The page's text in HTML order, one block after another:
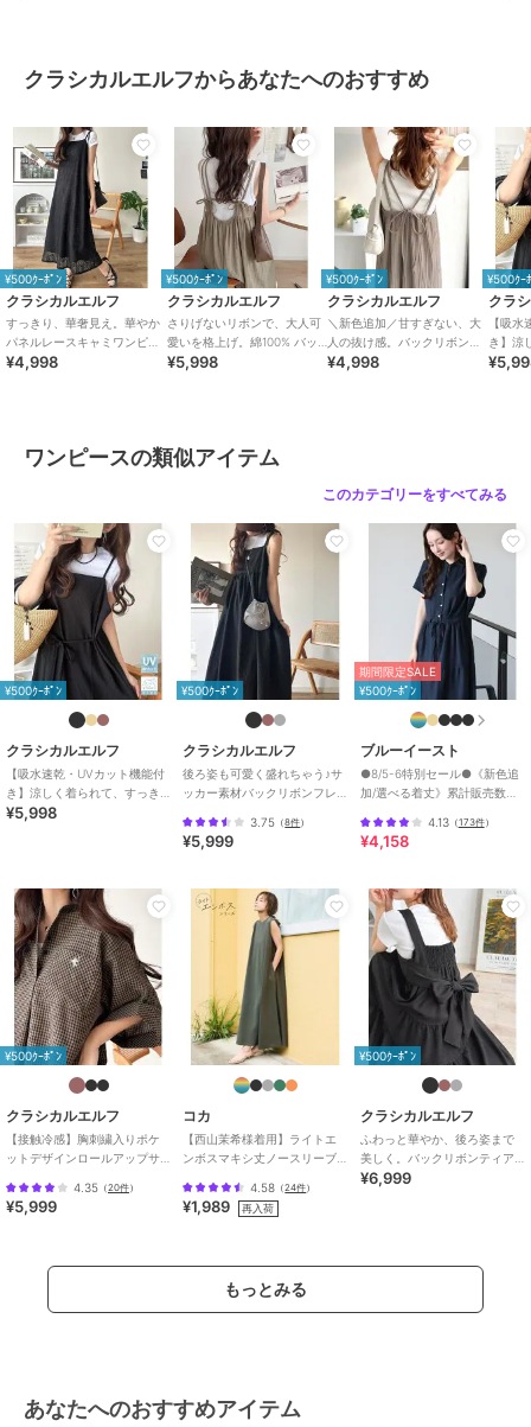
この１枚でコーデに悩まず着るだけでお洒落になれる万能アイテム♪
着こなし次第でカジュアルにもきれいめにも自由に楽しめます！
インナーにシアートップスやサマーニットを合わせてフェミニンに
ロゴＴシャツやスウェットトップスを中に着て足元にスニーカーを合
わせれば、
抜け感のあるガーリーカジュアルコーデに♪
そこにカーディガンを羽織れば楽ちんでありながらもおしゃれな雰囲
気に♪
また、ローファーパンプスやサンダルと合わせれば女性らしい印象に
♪
■SNS
コーデのご参考にも...
【公式 Instagram】
@classicalelf_official（Classical Elf・JaVa）
＠milybilet_official（mily bilet）
【公式 TikTok】
@classicalelf_official
※ご覧のモニター環境により、画像の色味と多少異なる場合がござい
ます。
ブランド
クラシカルエルフ
性別タイプ
レディース
ワンピースドレス ／ワンピース
カラー
ブルー、イエロー、ベージュ、ブ
ラウン
サイズ S,M,L,XL
素材
【イエロー】表地：綿56%、ポリ
エステル44% 裏地：ポリエステ
ル100% 【ブラウン、ベージュ、
ブルー】表地：綿100% 裏地：ポ
リエステル100%
商品のお取り扱い方法
ワンポイント
ワンピース
クラシカルエルフからあなたへのおすすめ
¥500ｸｰﾎﾟﾝ
クラシカルエルフ
すっきり、華奢見え。華やか
パネルレースキャミワンピー
ス
¥4,998
¥500ｸｰﾎﾟﾝ
クラシカルエルフ
さりげないリボンで、大人可
愛いを格上げ。綿100% バッ
クリボンティアードキャミワ
¥5,998
¥500ｸｰﾎﾟﾝ
クラシカルエルフ
＼新色追加／甘すぎない、大
人の抜け感。バックリボンダ
ブルストラッププリーツキャ
¥4,998
¥500ｸｰ
クラ
【吸
き】涼
り見え
ワンピースの類似アイテム
このカテゴリーをすべてみる
¥500ｸｰﾎﾟﾝ
クラシカルエルフ
【吸水速乾・UVカット機能付
き】涼しく着られて、すっき
り見え。最旬ランダムクレー
¥5,998
¥500ｸｰﾎﾟﾝ
クラシカルエルフ
後ろ姿も可愛く盛れちゃう♪サ
ッカー素材バックリボンフレ
3.75 （8件）
¥5,999
期間限定SALE
¥500ｸｰﾎﾟﾝ
ブルーイースト
●8/5-6特別セール●《新色追
加/選べる着丈》累計販売数
ンピース
4.13（173件）
¥4,158
¥500ｸｰﾎﾟﾝ
クラシカルエルフ
【接触冷感】胸刺繍入りポケ
ットデザインロールアップサ
丈）
4.35 （20件）
¥5,999
コカ
【西山茉希様着用】ライトエ
ンボスマキシ丈ノースリーブ
にくい・速乾
4.58 （24件）
¥1,989 再入荷
¥500ｸｰﾎﾟﾝ
クラシカルエルフ
ふわっと華やか、後ろ姿まで
美しく。バックリボンティア
ードワンピース
¥6,999
もっとみる
あなたへのおすすめアイテム